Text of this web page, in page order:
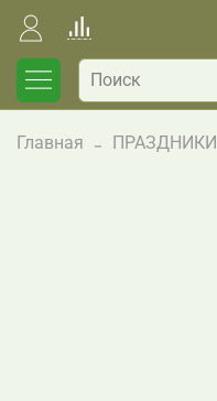
Главная ПРАЗДНИКИ